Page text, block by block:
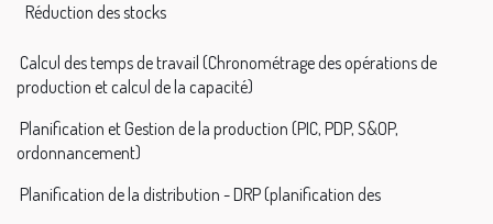
Réduction des stocks
Calcul des temps de travail (Chronométrage des opérations de
production et calcul de la capacité)
Planification et Gestion de la production (PIC, PDP, S&OP,
ordonnancement)
Planification de la distribution - DRP (planification des